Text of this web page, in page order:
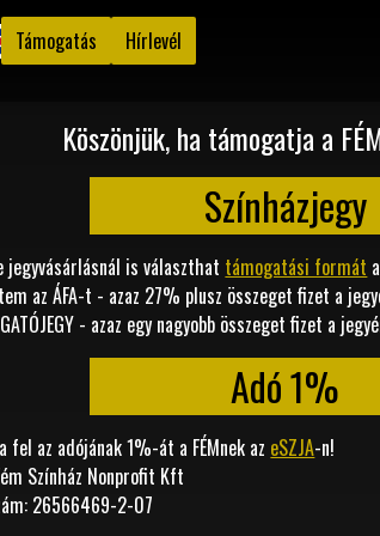
Támogatás Hírlevél
Köszönjük, ha támogatja a
Színházjegy
jegyvásárlásnál is választhat támogatási formát
az ÁFA-t - azaz 27% plusz összeget fizet a
- azaz egy nagyobb összeget fizet a
Adó 1%
fel az adójának 1%-át a FÉMnek az eSZJA-n!
Színház Nonprofit Kft
26566469-2-07